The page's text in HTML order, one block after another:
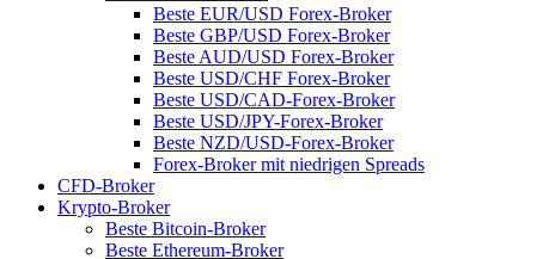
Beste EUR/USD Forex-Broker
Beste GBP/USD Forex-Broker
Beste AUD/USD Forex-Broker
Beste USD/CHF Forex-Broker
Beste USD/CAD-Forex-Broker
Beste USD/JPY-Forex-Broker
Beste NZD/USD-Forex-Broker
Forex-Broker mit niedrigen Spreads
CFD-Broker
Krypto-Broker
Beste Bitcoin-Broker
Beste Ethereum-Broker